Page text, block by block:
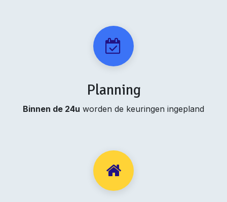
Planning
Binnen de 24u worden de keuringen ingepland